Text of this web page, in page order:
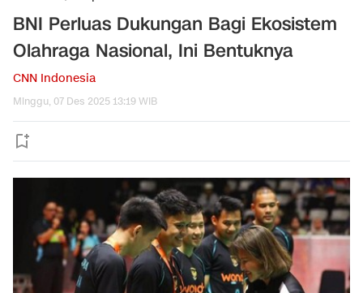
BNI Perluas Dukungan Bagi Ekosistem
Olahraga Nasional, Ini Bentuknya
CNN Indonesia
Minggu, 07 Des 2025 13:19 WIB